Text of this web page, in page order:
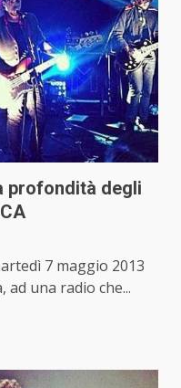
profondità degli
7 maggio 2013
una radio che...